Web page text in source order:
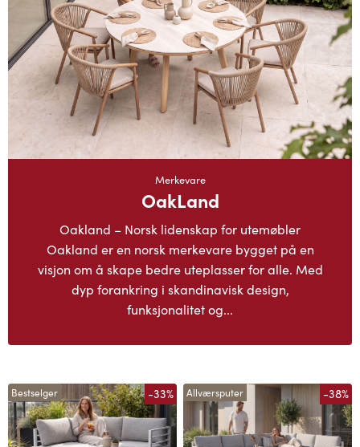
Merkevare
OakLand
Oakland – Norsk lidenskap for utemøbler
Oakland er en norsk merkevare bygget på en
visjon om å skape bedre uteplasser for alle. Med
dyp forankring i skandinavisk design,
funksjonalitet og...
Bestselger -33% Allværsputer -38%